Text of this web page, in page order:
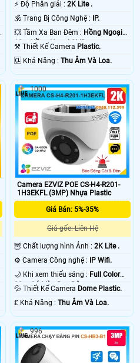
️⚡ Độ Phân giải :2K Lite .
🕉️ Trang Bị Công Nghệ :
IP.
💥 Tầm Xa Ban Đêm : Hồng Ngoại
10m Hồng Ngoại SMD.
⚒ Thiết Kế Camera Plastic.
️🆑 Khả Năng :Thu Âm Và Loa.
Camera EZVIZ POE CS-H4-R201-
1H3EKFL (3MP) Nhựa Plastic
Giá Bán: 5%-35%
Giá gốc: Liên Hệ
🦉 Chất lượng hình Ảnh :2K Lite .
⚙ Camera Công nghệ :
IP Wifi.
🌙 Khi xem thiếu sáng : Full Color
20m Có Màu Ban Ðêm.
💦 Thiết Kế Camera Dome Plastic.
️₤ Khả Năng :Thu Âm Và Loa.
1000
996